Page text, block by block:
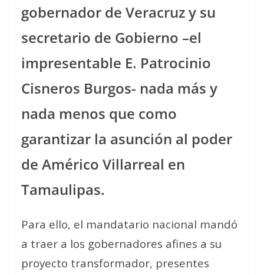
gobernador de Veracruz y su
secretario de Gobierno –el
impresentable E. Patrocinio
Cisneros Burgos- nada más y
nada menos que como
garantizar la asunción al poder
de Américo Villarreal en
Tamaulipas.
Para ello, el mandatario nacional mandó
a traer a los gobernadores afines a su
proyecto transformador, presentes